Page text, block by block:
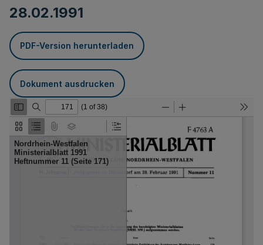
28.02.1991
PDF-Version herunterladen
Dokument ausdrucken